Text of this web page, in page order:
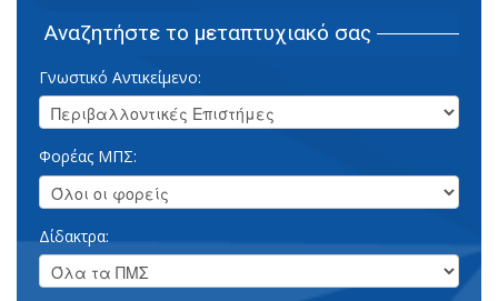
Αναζητήστε το μεταπτυχιακό σας
Γνωστικό Αντικείμενο:
Φορέας ΜΠΣ:
Δίδακτρα: